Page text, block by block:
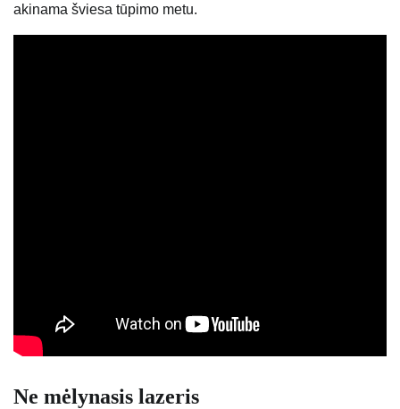
akinama šviesa tūpimo metu.
Ne mėlynasis lazeris